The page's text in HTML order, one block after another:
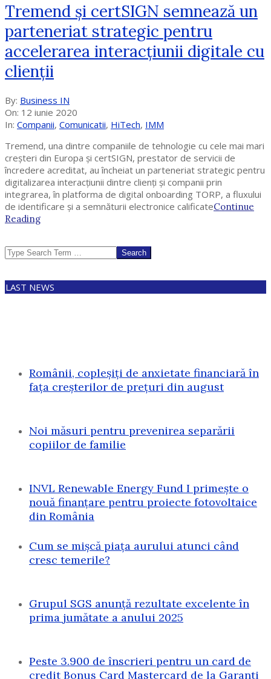
Tremend și certSIGN semnează un
parteneriat strategic pentru
accelerarea interacțiunii digitale cu
clienții
2020-
06-
12
By: Business IN
On: 12 iunie 2020
In: Companii, Comunicatii, HiTech, IMM
Tremend, una dintre companiile de tehnologie cu cele mai mari
creșteri din Europa și certSIGN, prestator de servicii de
încredere acreditat, au încheiat un parteneriat strategic pentru
digitalizarea interacțiunii dintre clienți și companii prin
integrarea, în platforma de digital onboarding TORP, a fluxului
de identificare și a semnăturii electronice calificateContinue
Reading
Search
LAST NEWS
Românii, copleșiți de anxietate financiară în
fața creșterilor de prețuri din august
Noi măsuri pentru prevenirea separării
copiilor de familie
INVL Renewable Energy Fund I primește o
nouă finanțare pentru proiecte fotovoltaice
din România
Cum se mișcă piața aurului atunci când
cresc temerile?
Grupul SGS anunță rezultate excelente în
prima jumătate a anului 2025
Peste 3.900 de înscrieri pentru un card de
credit Bonus Card Mastercard de la Garanti